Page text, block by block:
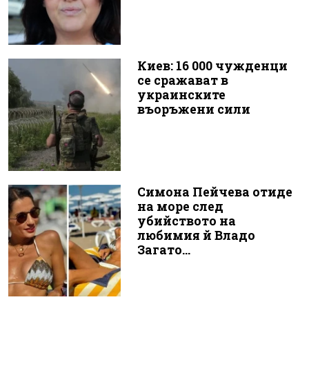
Киев: 16 000 чужденци
се сражават в
украинските
въоръжени сили
Симона Пейчева отиде
на море след
убийството на
любимия й Владо
Загато...